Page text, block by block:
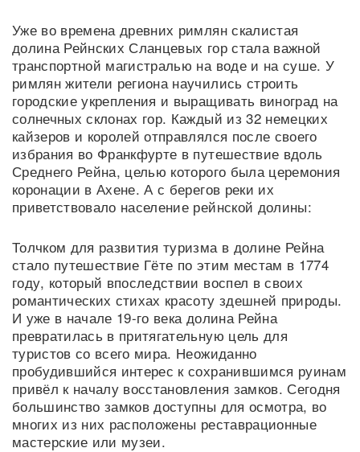
Уже во времена древних римлян скалистая
долина Рейнских Сланцевых гор стала важной
транспортной магистралью на воде и на суше. У
римлян жители региона научились строить
городские укрепления и выращивать виноград на
солнечных склонах гор. Каждый из 32 немецких
кайзеров и королей отправлялся после своего
избрания во Франкфурте в путешествие вдоль
Среднего Рейна, целью которого была церемония
коронации в Ахене. А с берегов реки их
приветствовало население рейнской долины:
Толчком для развития туризма в долине Рейна
стало путешествие Гёте по этим местам в 1774
году, который впоследствии воспел в своих
романтических стихах красоту здешней природы.
И уже в начале 19-го века долина Рейна
превратилась в притягательную цель для
туристов со всего мира. Неожиданно
пробудившийся интерес к сохранившимся руинам
привёл к началу восстановления замков. Сегодня
большинство замков доступны для осмотра, во
многих из них расположены реставрационные
мастерские или музеи.